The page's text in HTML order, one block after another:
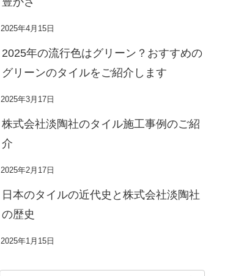
2025年4月15日
2025年の流行色はグリーン？おすすめの
グリーンのタイルをご紹介します
2025年3月17日
株式会社淡陶社のタイル施工事例のご紹
介
2025年2月17日
日本のタイルの近代史と株式会社淡陶社
の歴史
2025年1月15日